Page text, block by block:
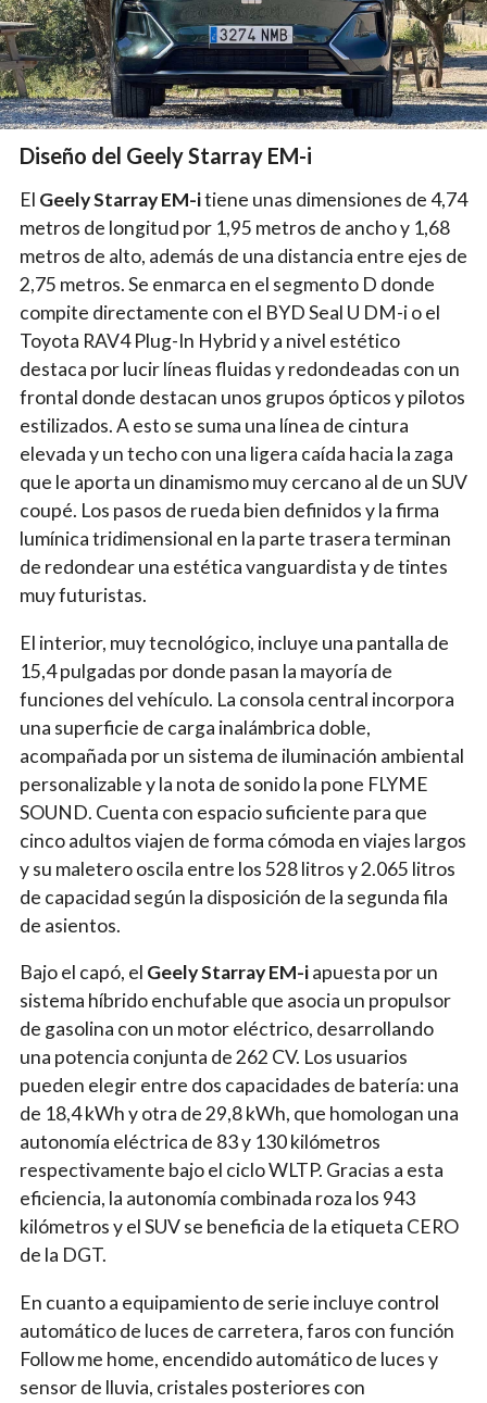
Diseño del Geely Starray EM-i
El Geely Starray EM-itiene unas dimensiones de 4,74
metros de longitud por 1,95 metros de ancho y 1,68
metros de alto, además de una distancia entre ejes de
2,75 metros. Se enmarca en el segmento D donde
compite directamente con el BYD Seal U DM-i o el
Toyota RAV4 Plug-In Hybrid y a nivel estético
destaca por lucir líneas fluidas y redondeadas con un
frontal donde destacan unos grupos ópticos y pilotos
estilizados. A esto se suma una línea de cintura
elevada y un techo con una ligera caída hacia la zaga
que le aporta un dinamismo muy cercano al de un SUV
coupé. Los pasos de rueda bien definidos y la firma
lumínica tridimensional en la parte trasera terminan
de redondear una estética vanguardista y de tintes
muy futuristas.
El interior, muy tecnológico, incluye una pantalla de
15,4 pulgadas por donde pasan la mayoría de
funciones del vehículo. La consola central incorpora
una superficie de carga inalámbrica doble,
acompañada por un sistema de iluminación ambiental
personalizable y la nota de sonido la pone FLYME
SOUND. Cuenta con espacio suficiente para que
cinco adultos viajen de forma cómoda en viajes largos
y su maletero oscila entre los 528 litros y 2.065 litros
de capacidad según la disposición de la segunda fila
de asientos.
Bajo el capó, el Geely Starray EM-iapuesta por un
sistema híbrido enchufable que asocia un propulsor
de gasolina con un motor eléctrico, desarrollando
una potencia conjunta de 262 CV. Los usuarios
pueden elegir entre dos capacidades de batería: una
de 18,4 kWh y otra de 29,8 kWh, que homologan una
autonomía eléctrica de 83 y 130 kilómetros
respectivamente bajo el ciclo WLTP. Gracias a esta
eficiencia, la autonomía combinada roza los 943
kilómetros y el SUV se beneficia de la etiqueta CERO
de la DGT.
En cuanto a equipamiento de serie incluye control
automático de luces de carretera, faros con función
Follow me home, encendido automático de luces y
sensor de lluvia, cristales posteriores con